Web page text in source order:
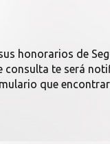
honorarios de
consulta te será
que